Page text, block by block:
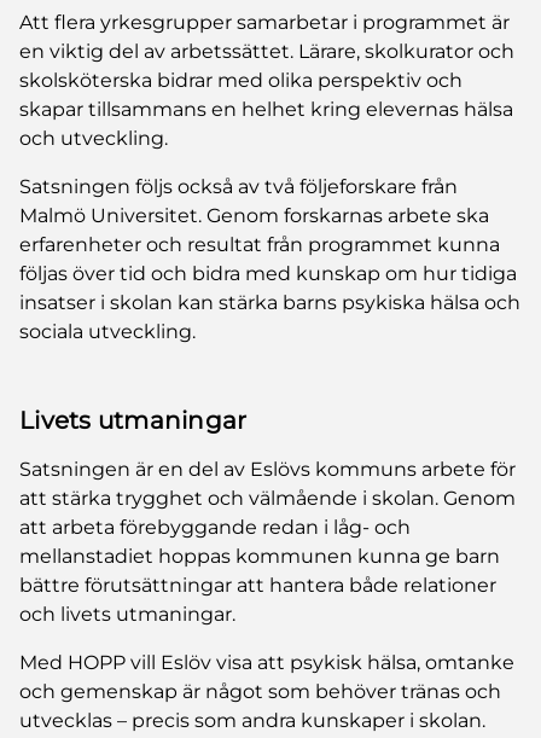
Att flera yrkesgrupper samarbetar i programmet är
en viktig del av arbetssättet. Lärare, skolkurator och
skolsköterska bidrar med olika perspektiv och
skapar tillsammans en helhet kring elevernas hälsa
och utveckling.
Satsningen följs också av två följeforskare från
Malmö Universitet. Genom forskarnas arbete ska
erfarenheter och resultat från programmet kunna
följas över tid och bidra med kunskap om hur tidiga
insatser i skolan kan stärka barns psykiska hälsa och
sociala utveckling.
Livets utmaningar
Satsningen är en del av Eslövs kommuns arbete för
att stärka trygghet och välmående i skolan. Genom
att arbeta förebyggande redan i låg- och
mellanstadiet hoppas kommunen kunna ge barn
bättre förutsättningar att hantera både relationer
och livets utmaningar.
Med HOPP vill Eslöv visa att psykisk hälsa, omtanke
och gemenskap är något som behöver tränas och
utvecklas – precis som andra kunskaper i skolan.